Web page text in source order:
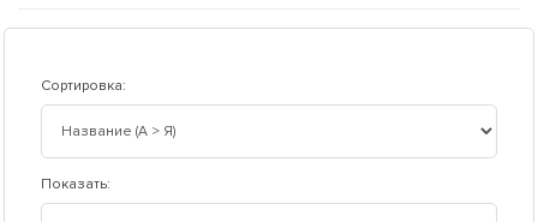
Сортировка:
Показать: